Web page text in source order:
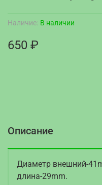
Наличие: В наличии
650 ₽
Описание
Диаметр внешний-
длина-29mm.